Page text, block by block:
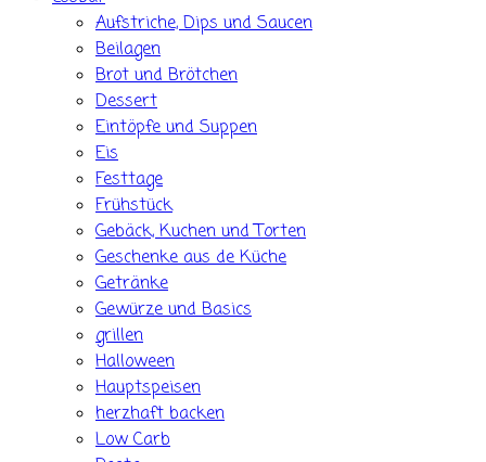
Aufstriche, Dips und Saucen
Beilagen
Brot und Brötchen
Dessert
Eintöpfe und Suppen
Eis
Festtage
Frühstück
Gebäck, Kuchen und Torten
Geschenke aus de Küche
Getränke
Gewürze und Basics
grillen
Halloween
Hauptspeisen
herzhaft backen
Low Carb